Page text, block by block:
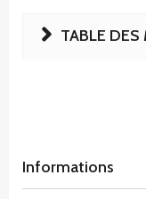
TABLE DES
Informations